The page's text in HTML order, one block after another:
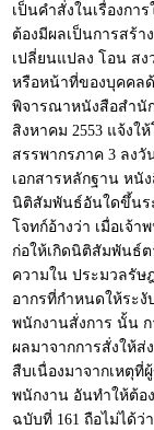
เป็นคำสั่งในเรื่องกา
ต้องมีผลเป็นการสร้
เปลี่ยนแปลง โอน ส
หรือหน้าที่ของบุคคลด้
พิจารณาหนังสือสำนั
สิงหาคม 2553 แจ้งใ
สรรพากรภาค 3 ลง
เอกสารหลักฐาน หนั
นิติสัมพันธ์อันใดขึ้นร
โจทก์อ้างว่า เมื่อเจ้
ก่อให้เกิดนิติสัมพันธ์ต
ความใน ประมวลรัษ
อากรที่กำหนดให้ระงั
พนักงานสั่งการ นั้น
ผลมาจากการสั่งให้ส่
สืบเนื่องมาจากเหตุที่
พนักงาน อันทำให้ต้อ
ฉบับที่ 161 ถือไม่ได้ว่